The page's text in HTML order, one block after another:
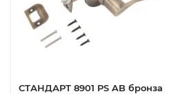
СТАНДАРТ 8901 PS AB бронза